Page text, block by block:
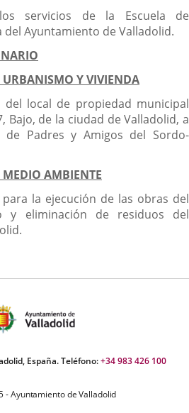
servicios de la Escuela de
Ayuntamiento de Valladolid.
URBANISMO Y VIVIENDA
del local de propiedad municipal
Bajo, de la ciudad de Valladolid, a
Padres y Amigos del Sordo-
MEDIO AMBIENTE
la ejecución de las obras del
y eliminación de residuos del
España. Teléfono:+34 983 426 100
- Ayuntamiento de Valladolid